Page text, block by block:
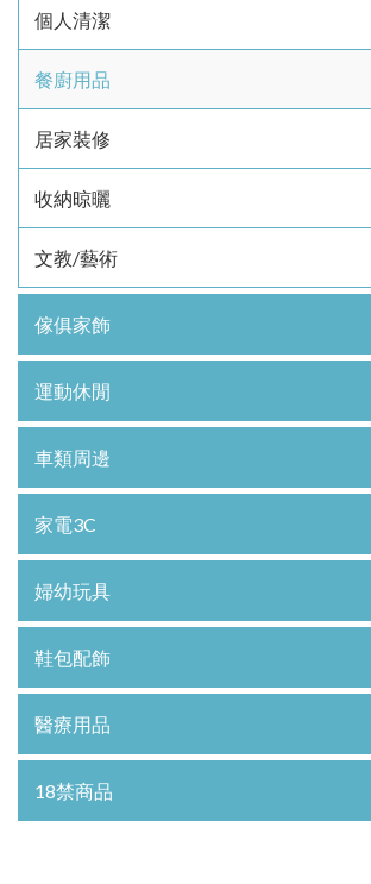
個人清潔
餐廚用品
居家裝修
收納晾曬
文教/藝術
傢俱家飾
運動休閒
車類周邊
家電3C
婦幼玩具
鞋包配飾
醫療用品
18禁商品